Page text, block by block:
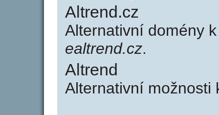
Altrend.cz
Alternativní domény
ealtrend.cz.
Altrend
Alternativní